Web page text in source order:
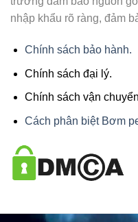
nhập khẩu rõ ràng, đảm
Chính sách bảo hành.
Chính sách đại lý.
Chính sách vận
Cách phân biệt Bơm